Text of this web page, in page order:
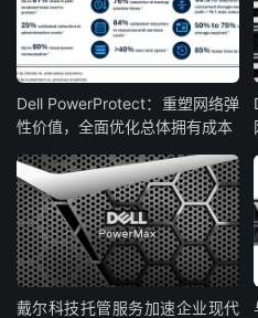
Dell PowerProtect：重塑网络弹
性价值，全面优化总体拥有成本
戴尔科技托管服务加速企业现代